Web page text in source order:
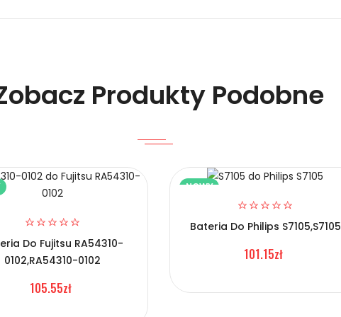
Celltech TLp040D2?
Produkty Podobne
Do Fujitsu RA54310-
0102,RA54310-0102
105.55zł
NOWY
Bateria Do Philips S7105,S7105
101.15zł